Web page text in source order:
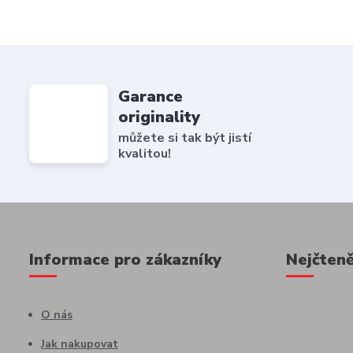
Garance
originality
můžete si tak být jistí
kvalitou!
Informace pro zákazníky
O nás
Jak nakupovat